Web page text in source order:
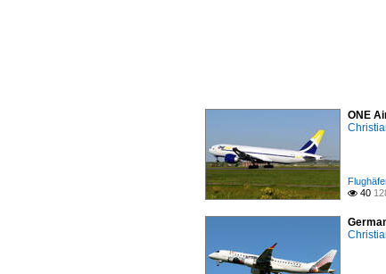
ONE
 40